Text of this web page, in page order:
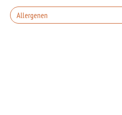
Allergenen